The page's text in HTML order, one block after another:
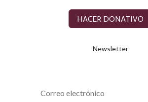
HACER DONATIVO
Newsletter